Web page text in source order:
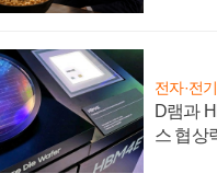
전자·전
D램과
스 협상